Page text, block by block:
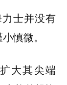
士并没有
慎微。
大其尖端